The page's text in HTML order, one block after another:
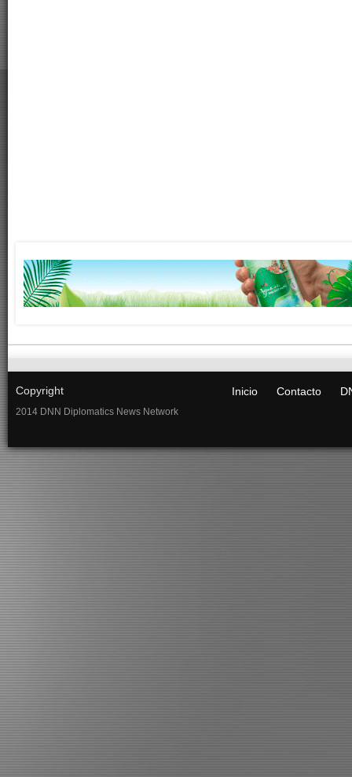
Copyright
2014 DNN Diplomatics News Network
Inicio Contacto